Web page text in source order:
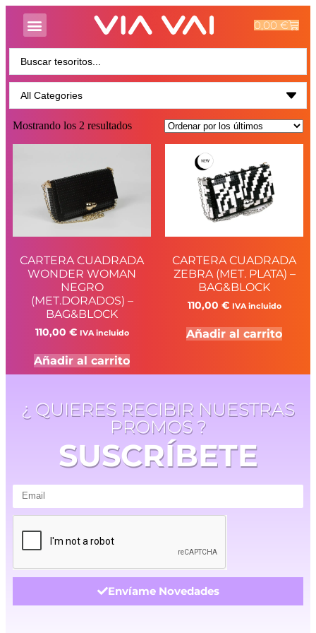
0,00€
Mostrando los 2 resultados
CARTERA CUADRADA
WONDER WOMAN
NEGRO
(MET.DORADOS) –
BAG&BLOCK
110,00 € IVA incluido
Añadir al carrito
CARTERA CUADRADA
ZEBRA (MET. PLATA) –
BAG&BLOCK
110,00 € IVA incluido
Añadir al carrito
¿ QUIERES RECIBIR NUESTRAS
PROMOS ?
SUSCRÍBETE
Envíame Novedades